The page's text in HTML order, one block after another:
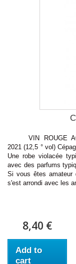
VIN ROUGE AOP
2021 (12,5 ° vol)
Une robe violacée
avec des parfums
Si vous êtes amateur
s'est arrondi avec les
8,40 €
Add to
cart